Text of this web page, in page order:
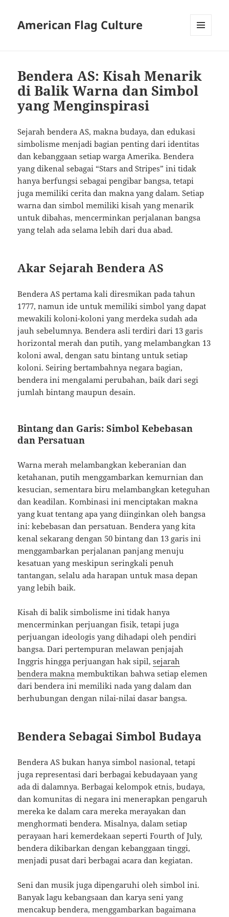
American Flag Culture
Bendera AS: Kisah Menarik
di Balik Warna dan Simbol
yang Menginspirasi
Sejarah bendera AS, makna budaya, dan edukasi
simbolisme menjadi bagian penting dari identitas
dan kebanggaan setiap warga Amerika. Bendera
yang dikenal sebagai “Stars and Stripes” ini tidak
hanya berfungsi sebagai pengibar bangsa, tetapi
juga memiliki cerita dan makna yang dalam. Setiap
warna dan simbol memiliki kisah yang menarik
untuk dibahas, mencerminkan perjalanan bangsa
yang telah ada selama lebih dari dua abad.
Akar Sejarah Bendera AS
Bendera AS pertama kali diresmikan pada tahun
1777, namun ide untuk memiliki simbol yang dapat
mewakili koloni-koloni yang merdeka sudah ada
jauh sebelumnya. Bendera asli terdiri dari 13 garis
horizontal merah dan putih, yang melambangkan 13
koloni awal, dengan satu bintang untuk setiap
koloni. Seiring bertambahnya negara bagian,
bendera ini mengalami perubahan, baik dari segi
jumlah bintang maupun desain.
Bintang dan Garis: Simbol Kebebasan
dan Persatuan
Warna merah melambangkan keberanian dan
ketahanan, putih menggambarkan kemurnian dan
kesucian, sementara biru melambangkan keteguhan
dan keadilan. Kombinasi ini menciptakan makna
yang kuat tentang apa yang diinginkan oleh bangsa
ini: kebebasan dan persatuan. Bendera yang kita
kenal sekarang dengan 50 bintang dan 13 garis ini
menggambarkan perjalanan panjang menuju
kesatuan yang meskipun seringkali penuh
tantangan, selalu ada harapan untuk masa depan
yang lebih baik.
Kisah di balik simbolisme ini tidak hanya
mencerminkan perjuangan fisik, tetapi juga
perjuangan ideologis yang dihadapi oleh pendiri
bangsa. Dari pertempuran melawan penjajah
Inggris hingga perjuangan hak sipil,sejarah
bendera makna membuktikan bahwa setiap elemen
dari bendera ini memiliki nada yang dalam dan
berhubungan dengan nilai-nilai dasar bangsa.
Bendera Sebagai Simbol Budaya
Bendera AS bukan hanya simbol nasional, tetapi
juga representasi dari berbagai kebudayaan yang
ada di dalamnya. Berbagai kelompok etnis, budaya,
dan komunitas di negara ini menerapkan pengaruh
mereka ke dalam cara mereka merayakan dan
menghormati bendera. Misalnya, dalam setiap
perayaan hari kemerdekaan seperti Fourth of July,
bendera dikibarkan dengan kebanggaan tinggi,
menjadi pusat dari berbagai acara dan kegiatan.
Seni dan musik juga dipengaruhi oleh simbol ini.
Banyak lagu kebangsaan dan karya seni yang
mencakup bendera, menggambarkan bagaimana